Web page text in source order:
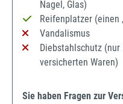
Nagel, Glas)
Reifenplatzer (einen
Vandalismus
Diebstahlschutz
versicherten Waren)
Sie haben Fragen zur